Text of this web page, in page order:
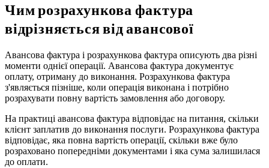
Чим розрахункова фактура
відрізняється від авансової
Авансова фактура і розрахункова фактура описують два різні
моменти однієї операції. Авансова фактура документує
оплату, отриману до виконання. Розрахункова фактура
з'являється пізніше, коли операція виконана і потрібно
розрахувати повну вартість замовлення або договору.
На практиці авансова фактура відповідає на питання, скільки
клієнт заплатив до виконання послуги. Розрахункова фактура
відповідає, яка повна вартість операції, скільки вже було
розраховано попередніми документами і яка сума залишилася
до оплати.